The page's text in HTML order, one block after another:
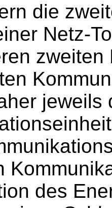
die
Netz-
jeweils
des